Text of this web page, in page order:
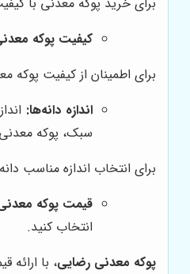
کیفیت پوکه
برای اطمینان از کیفیت پوکه
اندازه دانه‌ها:
سبک، پوکه
برای انتخاب اندازه مناسب
قیمت پوکه
انتخاب کنید.
پوکه معدنی رضایی، با